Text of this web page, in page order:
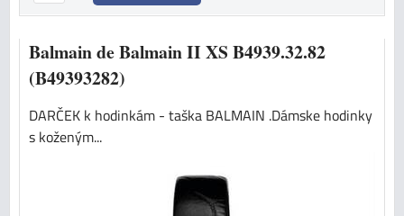
Balmain de Balmain II XS B4939.32.82
(B49393282)
DARČEK k hodinkám - taška BALMAIN .Dámske hodinky
s koženým...